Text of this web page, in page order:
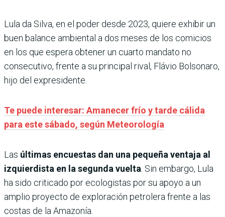
Lula da Silva, en el poder desde 2023, quiere exhibir un
buen balance ambiental a dos meses de los comicios
en los que espera obtener un cuarto mandato no
consecutivo, frente a su principal rival, Flávio Bolsonaro,
hijo del expresidente.
Te puede interesar: Amanecer frío y tarde cálida
para este sábado, según Meteorología
Las últimas encuestas dan una pequeña ventaja al
izquierdista en la segunda vuelta. Sin embargo, Lula
ha sido criticado por ecologistas por su apoyo a un
amplio proyecto de exploración petrolera frente a las
costas de la Amazonía.